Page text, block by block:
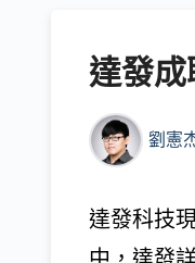
達發
劉憲
達發科技